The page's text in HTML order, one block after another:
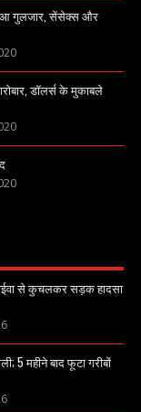
गुलजार, सेंसेक्स और
डॉलर्स के मुकाबले
से कुचलकर सड़क हादसा
5 महीने बाद फूटा गरीबों